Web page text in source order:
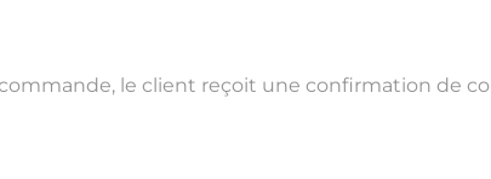
le client reçoit une confirmation de